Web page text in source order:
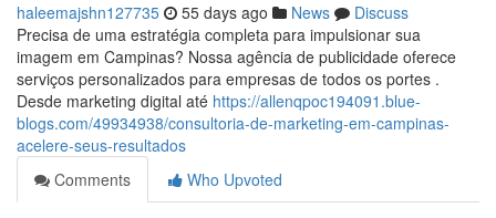
haleemajshn127735 55 days ago News
Discuss
Precisa de uma estratégia completa para impulsionar sua
imagem em Campinas? Nossa agência de publicidade oferece
serviços personalizados para empresas de todos os portes .
Desde marketing digital até https://allenqpoc194091.blue-
blogs.com/49934938/consultoria-de-marketing-em-campinas-
acelere-seus-resultados
Comments
Who Upvoted